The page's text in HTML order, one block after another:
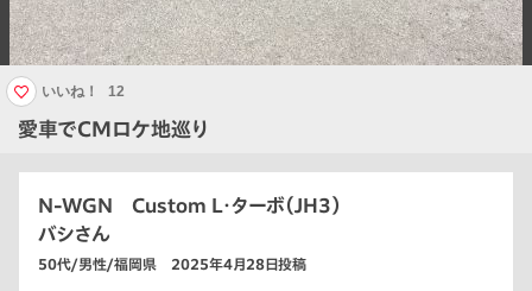
愛車でCMロケ地巡り
いいね！ 12
N-WGN Custom L・ターボ（JH3）
バシさん
50代/男性/福岡県 2025年4月28日投稿